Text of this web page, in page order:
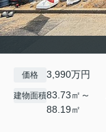
価格 3,990万円
建物面積83.73㎡～
88.19㎡